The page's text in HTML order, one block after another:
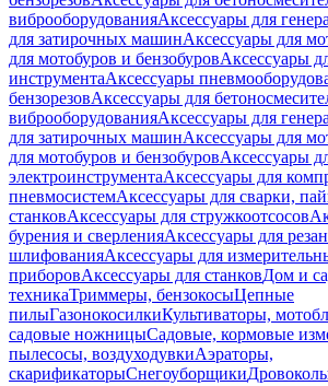
виброоборудованияАксессуары для
для затирочных машинАксессуары для
для мотобуров и бензобуровАксессуары
инструментаАксессуары
бензорезовАксессуары для
виброоборудованияАксессуары для
для затирочных машинАксессуары для
для мотобуров и бензобуровАксессуары
электроинструментаАксессуары для
пневмосистемАксессуары для сварки,
станковАксессуары для стружкоотсосов
бурения и сверленияАксессуары для
шлифованияАксессуары для
приборовАксессуары для станковДом и
техникаТриммеры, бензокосыЦепные
пилыГазонокосилкиКультиваторы,
садовые ножницыСадовые, кормовые
пылесосы, воздуходувкиАэраторы,
скарификаторыСнегоуборщики